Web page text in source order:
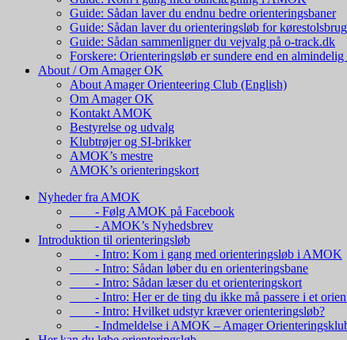
Guide: Sådan laver du endnu bedre orienteringsbaner
Guide: Sådan laver du orienteringsløb for
Guide: Sådan sammenligner du vejvalg på o-track.dk
Forskere: Orienteringsløb er sundere end en
About / Om Amager OK
About Amager Orienteering Club (English)
Om Amager OK
Kontakt AMOK
Bestyrelse og udvalg
Klubtrøjer og SI-brikker
AMOK’s mestre
AMOK’s orienteringskort
Nyheder fra AMOK
- Følg AMOK på Facebook
- AMOK’s Nyhedsbrev
Introduktion til orienteringsløb
- Intro: Kom i gang med orienteringsløb i AMOK
- Intro: Sådan løber du en orienteringsbane
- Intro: Sådan læser du et orienteringskort
- Intro: Her er de ting du ikke må passere i et
- Intro: Hvilket udstyr kræver orienteringsløb?
- Indmeldelse i AMOK – Amager